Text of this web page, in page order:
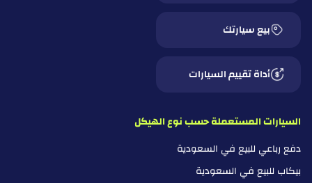
بيع سيارتك
أداة تقييم السيارات
السيارات المستعملة حسب نوع الهيكل
دفع رباعي للبيع في السعودية
بيكاب للبيع في السعودية